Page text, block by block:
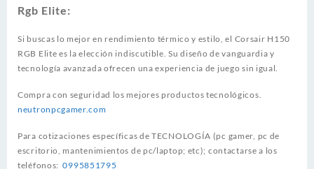
Rgb Elite:
Si buscas lo mejor en rendimiento térmico y estilo, el Corsair H150
RGB Elite es la elección indiscutible. Su diseño de vanguardia y
tecnología avanzada ofrecen una experiencia de juego sin igual.
Compra con seguridad los mejores productos tecnológicos.
neutronpcgamer.com
Para cotizaciones específicas de TECNOLOGÍA (pc gamer, pc de
escritorio, mantenimientos de pc/laptop; etc); contactarse a los
teléfonos:0995851795